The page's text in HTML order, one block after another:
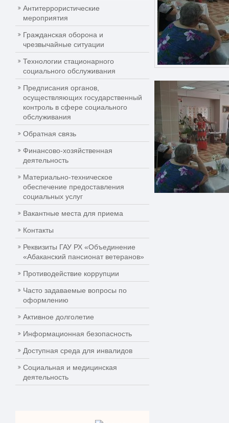
Антитеррористические
мероприятия
Гражданская оборона и
чрезвычайные ситуации
Технологии стационарного
социального обслуживания
Предписания органов,
осуществляющих государственный
контроль в сфере социального
обслуживания
Обратная связь
Финансово-хозяйственная
деятельность
Материально-техническое
обеспечение предоставления
социальных услуг
Вакантные места для приема
Контакты
Реквизиты ГАУ РХ «Объединение
«Абаканский пансионат ветеранов»
Противодействие коррупции
Часто задаваемые вопросы по
оформлению
Активное долголетие
Информационная безопасность
Доступная среда для инвалидов
Социальная и медицинская
деятельность